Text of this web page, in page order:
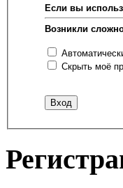
Если вы
Возникли
Скрыть моё